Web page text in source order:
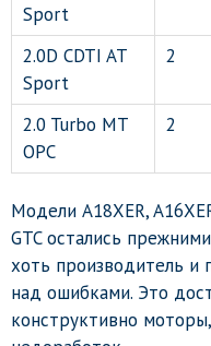
Sport
2.0D CDTI AT
Sport
2
2.0 Turbo MT
OPC
2
Модели A18XER,
GTC остались
хоть производитель и
над ошибками. Это
конструктивно